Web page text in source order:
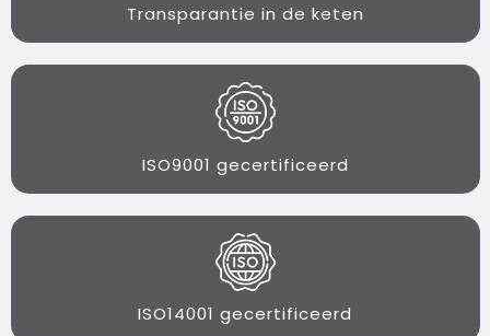
Transparantie in de keten
ISO9001 gecertificeerd
ISO14001 gecertificeerd